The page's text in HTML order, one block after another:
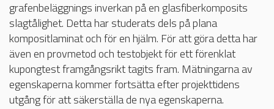
grafenbeläggnings inverkan på en glasfiberkomposits
slagtålighet. Detta har studerats dels på plana
kompositlaminat och för en hjälm. För att göra detta har
även en provmetod och testobjekt för ett förenklat
kupongtest framgångsrikt tagits fram. Mätningarna av
egenskaperna kommer fortsätta efter projekttidens
utgång för att säkerställa de nya egenskaperna.